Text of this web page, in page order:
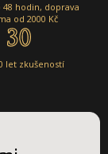
48 hodin, doprava
od 2000 Kč
let zkušeností